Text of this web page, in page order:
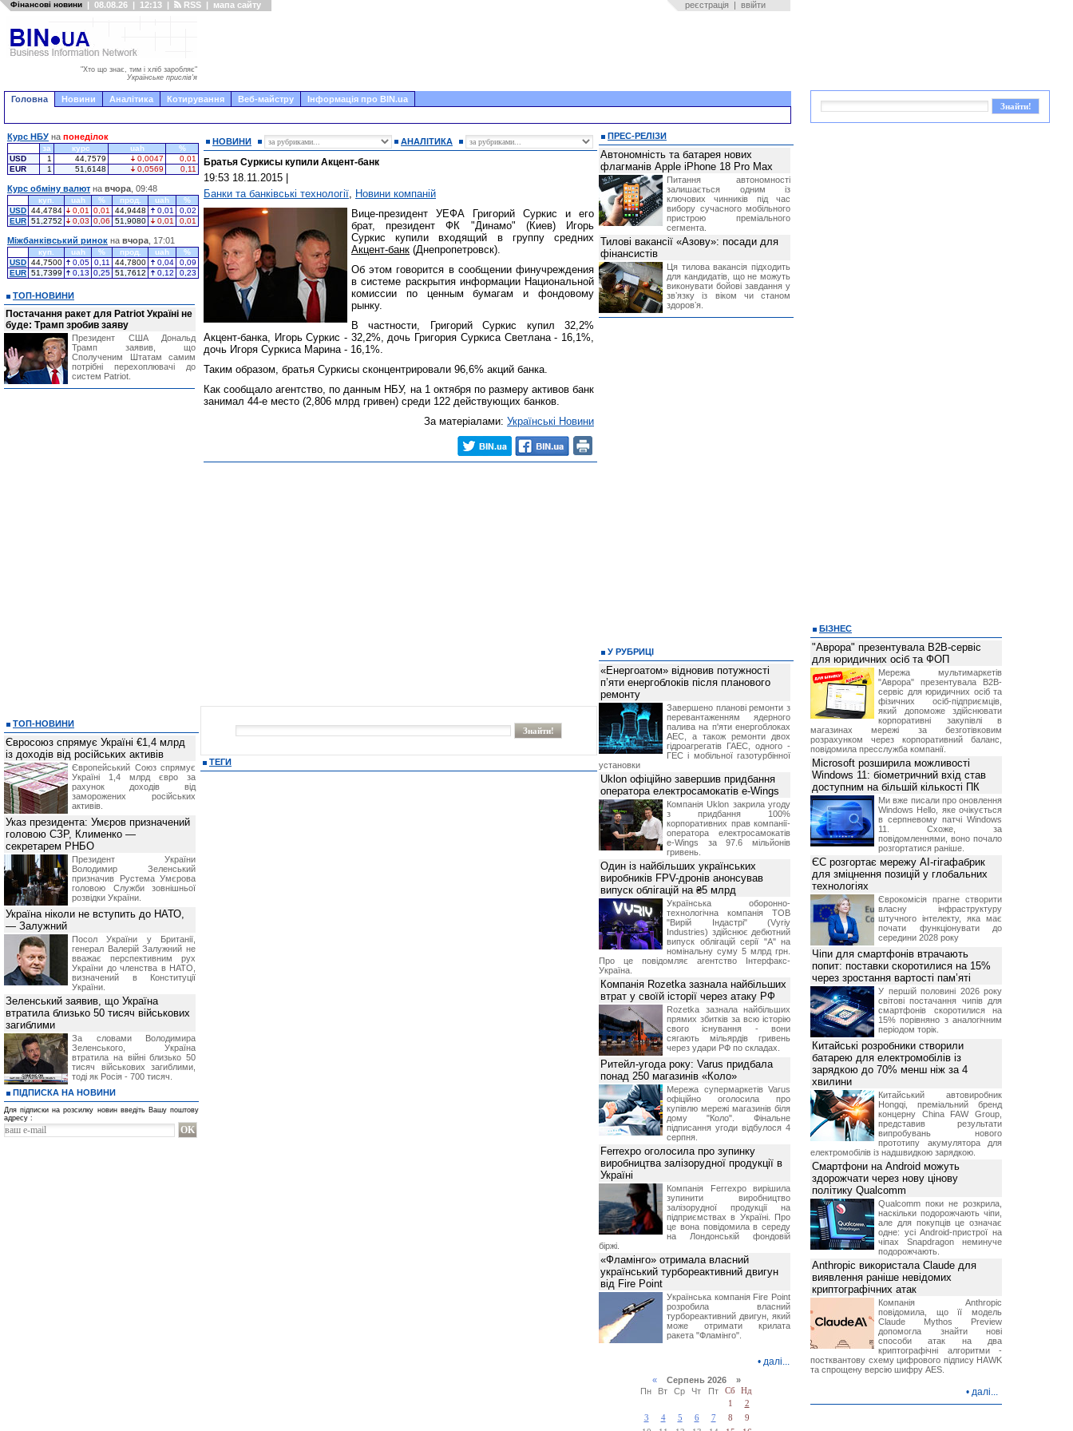
Фінансові новини | 08.08.26 | 12:13 | RSS | мапа сайту реєстрація | ввійти
"Хто що знає, тим і хліб заробляє"
Українське прислів'я
Головна Новини Аналітика Котирування Веб-майстру Інформація про BIN.ua
НОВИНИ АНАЛІТИКА
Братья Суркисы купили Акцент-банк
19:53 18.11.2015
Банки та банківські технології, Новини компаній
Вице-президент УЕФА Григорий Суркис и его
брат, президент ФК "Динамо" (Киев) Игорь
Суркис купили входящий в группу средних
Акцент-банк (Днепропетровск).
Об этом говорится в сообщении финучреждения
в системе раскрытия информации Национальной
комиссии по ценным бумагам и фондовому
рынку.
В частности, Григорий Суркис купил 32,2%
Акцент-банка, Игорь Суркис - 32,2%, дочь Григория Суркиса Светлана - 16,1%,
дочь Игоря Суркиса Марина - 16,1%.
Таким образом, братья Суркисы сконцентрировали 96,6% акций банка.
Как сообщало агентство, по данным НБУ, на 1 октября по размеру активов банк
занимал 44-е место (2,806 млрд гривен) среди 122 действующих банков.
За матеріалами: Українські Новини
ТЕГИ
Курс НБУ на понеділок
за курс uah
%
USD
1 44,7579 0,0047
0,01
EUR
1 51,6148 0,0569 0,11
Курс обміну валют на вчора , 09:48
куп. uah % прод. uah
%
USD 44,4784 0,01 0,01 44,9448 0,01
0,02
EUR 51,2752 0,03 0,06 51,9080 0,01 0,01
Міжбанківський ринок на вчора , 17:01
куп. uah % прод. uah
%
USD 44,7500 0,05 0,11 44,7800 0,04
0,09
EUR 51,7399 0,13 0,25 51,7612 0,12 0,23
ТОП-НОВИНИ
Постачання ракет для Patriot Україні не
буде: Трамп зробив заяву
Президент США Дональд
Трамп заявив, що
Сполученим Штатам самим
потрібні перехоплювачі до
систем Patriot.
ТОП-НОВИНИ
Євросоюз спрямує Україні €1,4 млрд
із доходів від російських активів
Європейський Союз спрямує
Україні 1,4 млрд євро за
рахунок доходів від
заморожених російських
активів.
Указ президента: Умєров призначений
головою СЗР, Клименко —
секретарем РНБО
Президент України
Володимир Зеленський
призначив Pустема Умєрова
головою Служби зовнішньої
розвідки України.
Україна ніколи не вступить до НАТО,
— Залужний
Посол України у Британії,
генерал Валерій Залужний не
вважає перспективним рух
України до членства в НАТО,
визначений в Конституції
України.
Зеленський заявив, що Україна
втратила близько 50 тисяч військових
загиблими
За словами Володимира
Зеленського, Україна
втратила на війні близько 50
тисяч військових загиблими,
тоді як Росія - 700 тисяч.
ПІДПИСКА НА НОВИНИ
Для підписки на розсилку новин введіть Вашу поштову
адресу :
ПРЕС-РЕЛІЗИ
Автономність та батарея нових
флагманів Apple iPhone 18 Pro Max
Питання автономності
залишається одним із
ключових чинників під час
вибору сучасного мобільного
пристрою преміального
сегмента.
Тилові вакансії «Азову»: посади для
фінансистів
Ця тилова вакансія підходить
для кандидатів, що не можуть
виконувати бойові завдання у
звʼязку із віком чи станом
здоровʼя.
У РУБРИЦІ
«Енергоатом» відновив потужності
п’яти енергоблоків після планового
ремонту
Завершено планові ремонти з
перевантаженням ядерного
палива на п'яти енергоблоках
АЕС, а також ремонти двох
гідроагрегатів ГАЕС, одного -
ГЕС і мобільної газотурбінної
установки
Uklon офіційно завершив придбання
оператора електросамокатів e-Wings
Компанія Uklon закрила угоду
з придбання 100%
корпоративних прав компанії-
оператора електросамокатів
e-Wings за 97.6 мільйонів
гривень.
Один із найбільших українських
виробників FPV-дронів анонсував
випуск облігацій на ₴5 млрд
Українська оборонно-
технологічна компанія ТОВ
"Вирій Індастрі" (Vyriy
Industries) здійснює дебютний
випуск облігацій серії "А" на
номінальну суму 5 млрд грн.
Про це повідомляє агентство Інтерфакс-
Україна.
Компанія Rozetka зазнала найбільших
втрат у своїй історії через атаку РФ
Rozetka зазнала найбільших
прямих збитків за всю історію
свого існування - вони
сягають мільярдів гривень
через удари РФ по складах.
Ритейл-угода року: Varus придбала
понад 250 магазинів «Коло»
Мережа супермаркетів Varus
офіційно оголосила про
купівлю мережі магазинів біля
дому "Коло". Фінальне
підписання угоди відбулося 4
серпня.
Ferrexpo оголосила про зупинку
виробництва залізорудної продукції в
Україні
Компанія Ferrexpo вирішила
зупинити виробництво
залізорудної продукції на
підприємствах в Україні. Про
це вона повідомила в середу
на Лондонській фондовій
біржі.
«Фламінго» отримала власний
український турбореактивний двигун
від Fire Point
Українська компанія Fire Point
розробила власний
турбореактивний двигун, який
може отримати крилата
ракета "Фламінго".
• далі...
«Серпень 2026 »
Пн
Вт Ср Чт Пт Сб
Нд
1
2
3
4 5 6 7 8
9
БІЗНЕС
"Аврора" презентувала B2B-сервіс
для юридичних осіб та ФОП
Мережа мультимаркетів
"Аврора" презентувала B2B-
сервіс для юридичних осіб та
фізичних осіб-підприємців,
який допоможе здійснювати
корпоративні закупівлі в
магазинах мережі за безготівковим
розрахунком через корпоративний баланс,
повідомила пресслужба компанії.
Microsoft розширила можливості
Windows 11: біометричний вхід став
доступним на більшій кількості ПК
Ми вже писали про оновлення
Windows Hello, яке очікується
в серпневому патчі Windows
11. Схоже, за
повідомленнями, воно почало
розгортатися раніше.
ЄС розгортає мережу AI-гігафабрик
для зміцнення позицій у глобальних
технологіях
Єврокомісія прагне створити
власну інфраструктуру
штучного інтелекту, яка має
почати функціонувати до
середини 2028 року
Чіпи для смартфонів втрачають
попит: поставки скоротилися на 15%
через зростання вартості пам’яті
У першій половині 2026 року
світові постачання чипів для
смартфонів скоротилися на
15% порівняно з аналогічним
періодом торік.
Китайські розробники створили
батарею для електромобілів із
зарядкою до 70% менш ніж за 4
хвилини
Китайський автовиробник
Hongqi, преміальний бренд
концерну China FAW Group,
представив результати
випробувань нового
прототипу акумулятора для
електромобілів із надшвидкою зарядкою.
Смартфони на Android можуть
здорожчати через нову цінову
політику Qualcomm
Qualcomm поки не розкрила,
наскільки подорожчають чіпи,
але для покупців це означає
одне: усі Android-пристрої на
чіпах Snapdragon неминуче
подорожчають.
Anthropic використала Claude для
виявлення раніше невідомих
криптографічних атак
Компанія Anthropic
повідомила, що її модель
Claude Mythos Preview
допомогла знайти нові
способи атак на два
криптографічні алгоритми -
постквантову схему цифрового підпису HAWK
та спрощену версію шифру AES.
• далі...